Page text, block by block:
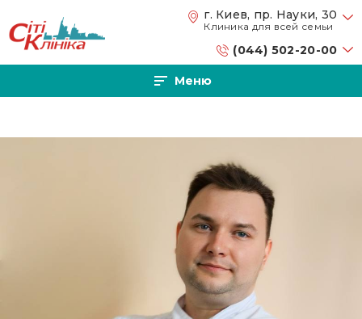
Перейти к основному содержанию г. Киев, пр. Науки, 30
Клиника для всей семьи
(044) 502-20-00
Меню